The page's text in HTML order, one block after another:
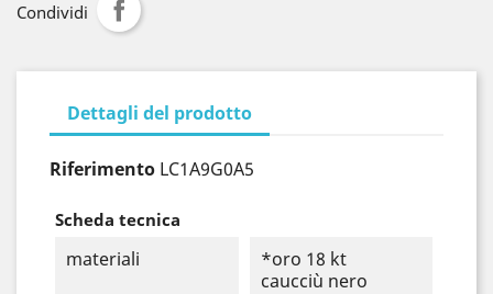
Condividi
Dettagli del prodotto
Riferimento LC1A9G0A5
Scheda tecnica
materiali
*oro 18 kt
caucciù nero